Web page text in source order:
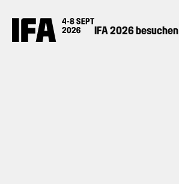
IFA 2026 besuchen